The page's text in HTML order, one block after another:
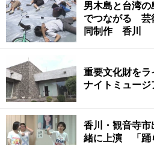
男木島と台湾の
でつながる 芸
同制作 香川
重要文化財を
ナイトミュー
香川・観音寺
緒に上演 「踊